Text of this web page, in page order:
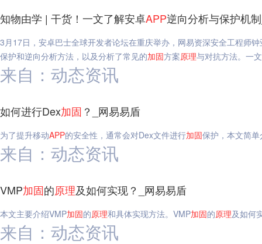
知物由学 | 干货！一文了解安卓APP逆向分析与保护机
3月17日，安卓巴士全球开发者论坛在重庆举办，网易资深安全工程师
保护和逆向分析方法，以及分析了常见的加固方案原理与对抗方法。一
来自：动态资讯
如何进行Dex加固 ？_网易易盾
为了提升移动APP的安全性，通常会对Dex文件进行加固保护，本文简
来自：动态资讯
VMP加固的原理及如何实现？_网易易盾
本文主要介绍VMP加固的原理和具体实现方法。VMP加固的原理及如何
来自：动态资讯